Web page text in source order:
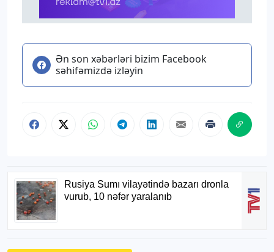
Ən son xəbərləri bizim Facebook
səhifəmizdə izləyin